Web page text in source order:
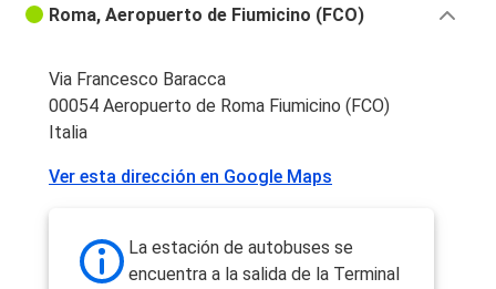
Roma, Aeropuerto de Fiumicino (FCO)
Via Francesco Baracca
00054 Aeropuerto de Roma Fiumicino (FCO)
Italia
Ver esta dirección en Google Maps
La estación de autobuses se
encuentra a la salida de la Terminal